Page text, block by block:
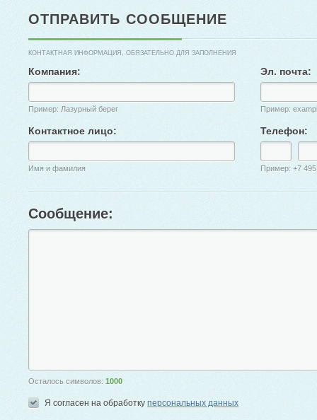
ОТПРАВИТЬ СООБЩЕНИЕ
КОНТАКТНАЯ ИНФОРМАЦИЯ, ОБЯЗАТЕЛЬНО ДЛЯ ЗАПОЛНЕНИЯ
Компания:
Пример: Лазурный берег
Контактное лицо:
Имя и фамилия
Эл. почта:
Пример:
Телефон:
Пример: +7
Сообщение:
Осталось символов: 1000
Я согласен на обработку персональных данных